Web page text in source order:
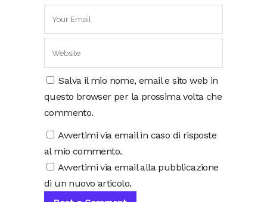
Salva il mio nome, email e sito web in
questo browser per la prossima volta che
commento.
Avvertimi via email in caso di risposte
al mio commento.
Avvertimi via email alla pubblicazione
di un nuovo articolo.